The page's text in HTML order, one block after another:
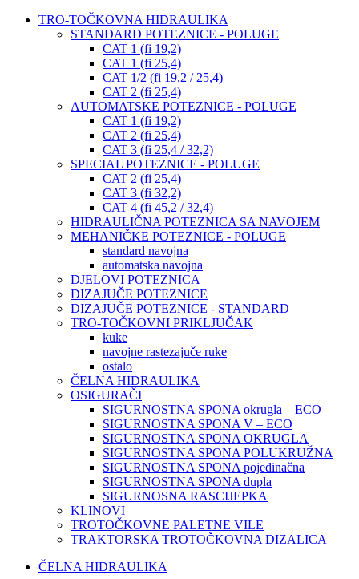
TRO-TOČKOVNA HIDRAULIKA
STANDARD POTEZNICE - POLUGE
CAT 1 (fi 19,2)
CAT 1 (fi 25,4)
CAT 1/2 (fi 19,2 / 25,4)
CAT 2 (fi 25,4)
AUTOMATSKE POTEZNICE - POLUGE
CAT 1 (fi 19,2)
CAT 2 (fi 25,4)
CAT 3 (fi 25,4 / 32,2)
SPECIAL POTEZNICE - POLUGE
CAT 2 (fi 25,4)
CAT 3 (fi 32,2)
CAT 4 (fi 45,2 / 32,4)
HIDRAULIČNA POTEZNICA SA NAVOJEM
MEHANIČKE POTEZNICE - POLUGE
standard navojna
automatska navojna
DJELOVI POTEZNICA
DIZAJUČE POTEZNICE
DIZAJUČE POTEZNICE - STANDARD
TRO-TOČKOVNI PRIKLJUČAK
kuke
navojne rastezajuče ruke
ostalo
ČELNA HIDRAULIKA
OSIGURAČI
SIGURNOSTNA SPONA okrugla – ECO
SIGURNOSTNA SPONA V – ECO
SIGURNOSTNA SPONA OKRUGLA
SIGURNOSTNA SPONA POLUKRUŽNA
SIGURNOSTNA SPONA pojedinačna
SIGURNOSTNA SPONA dupla
SIGURNOSNA RASCIJEPKA
KLINOVI
TROTOČKOVNE PALETNE VILE
TRAKTORSKA TROTOČKOVNA DIZALICA
ČELNA HIDRAULIKA